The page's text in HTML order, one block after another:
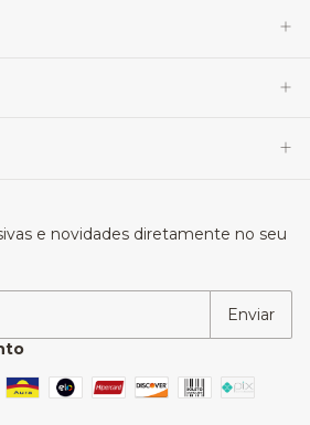
e novidades diretamente no seu